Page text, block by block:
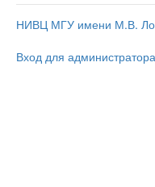
НИВЦ МГУ имени М.В.
Вход для администратора